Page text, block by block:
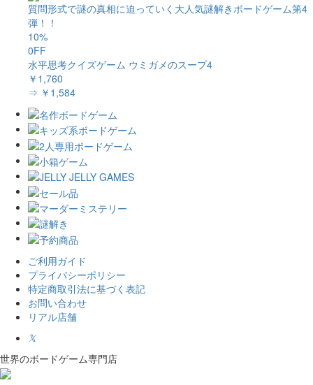
質問形式で謎の真相に迫っていく大人気謎解きボードゲーム第4
弾！！
10%
0FF
水平思考クイズゲーム ウミガメのスープ4
￥1,760
⇒ ￥1,584
ご利用ガイド
プライバシーポリシー
特定商取引法に基づく表記
お問い合わせ
リアル店舗
𝕏
世界のボードゲーム専門店